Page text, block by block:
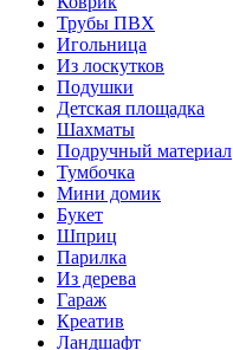
Трубы ПВХ
Игольница
Из лоскутков
Подушки
Детская площадка
Шахматы
Подручный материал
Тумбочка
Мини домик
Букет
Шприц
Парилка
Из дерева
Гараж
Креатив
Ландшафт